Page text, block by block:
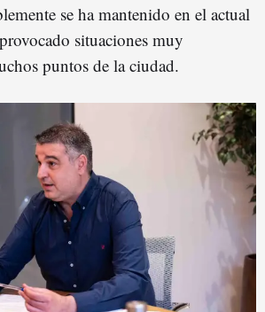
se ha mantenido en el actual
situaciones muy
puntos de la ciudad.